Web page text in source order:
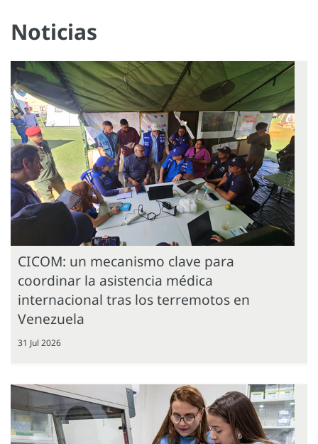
Noticias
CICOM: un mecanismo clave para
coordinar la asistencia médica
internacional tras los terremotos en
Venezuela
31 Jul 2026